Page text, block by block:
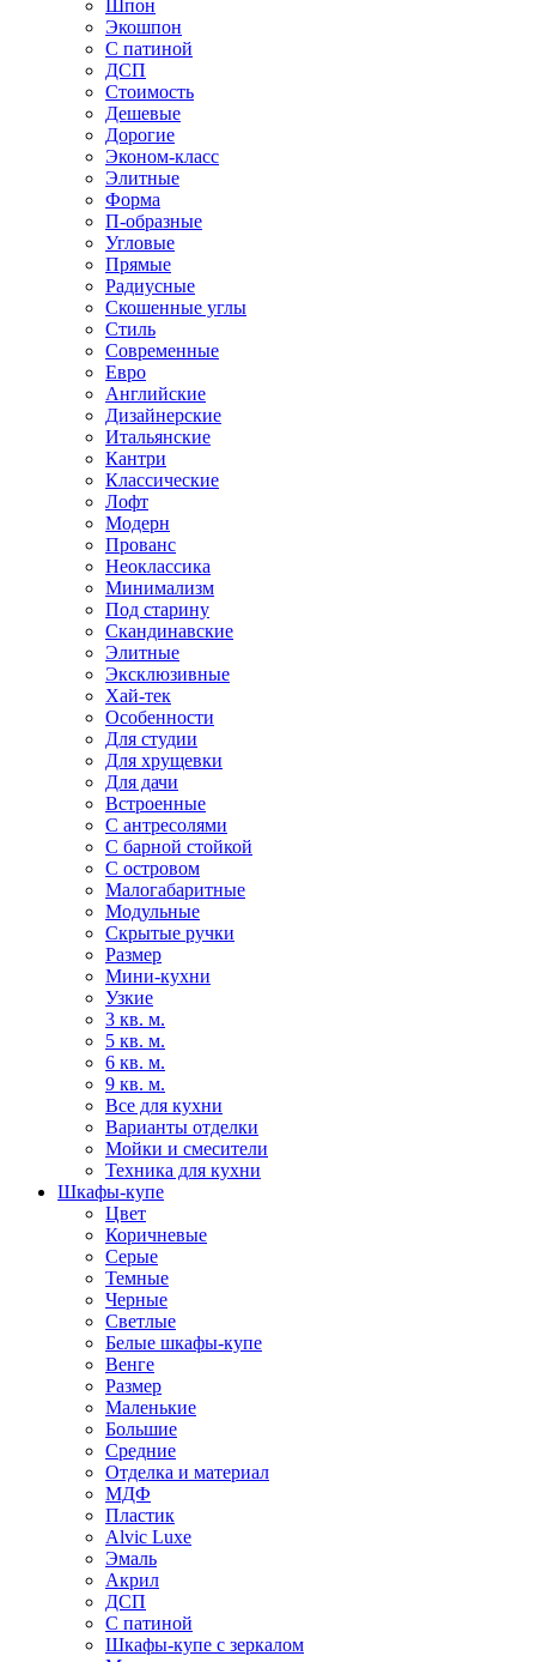
Шпон
Экошпон
С патиной
ДСП
Стоимость
Дешевые
Дорогие
Эконом-класс
Элитные
Форма
П-образные
Угловые
Прямые
Радиусные
Скошенные углы
Стиль
Современные
Евро
Английские
Дизайнерские
Итальянские
Кантри
Классические
Лофт
Модерн
Прованс
Неоклассика
Минимализм
Под старину
Скандинавские
Элитные
Эксклюзивные
Хай-тек
Особенности
Для студии
Для хрущевки
Для дачи
Встроенные
С антресолями
С барной стойкой
С островом
Малогабаритные
Модульные
Скрытые ручки
Размер
Мини-кухни
Узкие
3 кв. м.
5 кв. м.
6 кв. м.
9 кв. м.
Все для кухни
Варианты отделки
Мойки и смесители
Техника для кухни
Шкафы-купе
Цвет
Коричневые
Серые
Темные
Черные
Светлые
Белые шкафы-купе
Венге
Размер
Маленькие
Большие
Средние
Отделка и материал
МДФ
Пластик
Alvic Luxe
Эмаль
Акрил
ДСП
С патиной
Шкафы-купе с зеркалом